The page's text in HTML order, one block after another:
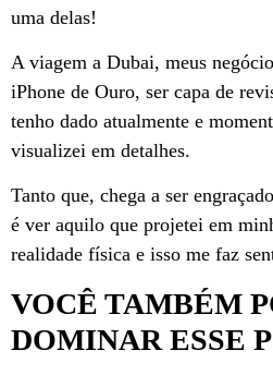
uma delas!
A viagem a Dubai, meus
iPhone de Ouro, ser capa de
tenho dado atualmente e
visualizei em detalhes.
Tanto que, chega a ser
é ver aquilo que projetei em
realidade física e isso me faz
VOCÊ TAMBÉM
DOMINAR ESSE